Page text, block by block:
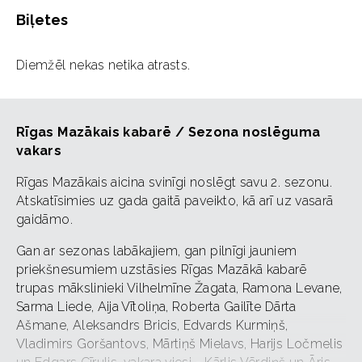
Biļetes
Diemžēl nekas netika atrasts.
Rīgas Mazākais kabarē / Sezona noslēguma
vakars
Rīgas Mazākais aicina svinīgi noslēgt savu 2. sezonu.
Atskatīsimies uz gada gaitā paveikto, kā arī uz vasarā
gaidāmo.
Gan ar sezonas labākajiem, gan pilnīgi jauniem
priekšnesumiem uzstāsies Rīgas Mazākā kabarē
trupas mākslinieki Vilhelmīne Žagata, Ramona Levane,
Sarma Liede, Aija Vītoliņa, Roberta Gailīte Dārta
Ašmane, Aleksandrs Bricis, Edvards Kurmiņš,
Vladimirs Goršantovs, Mārtiņš Mielavs, Harijs Ločmelis